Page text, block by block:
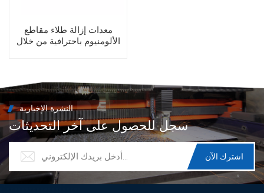
معدات إزالة طلاء مقاطع
الألومنيوم باحترافية من خلال
النشرة الإخبارية
سجل للحصول على آخر التحديثات